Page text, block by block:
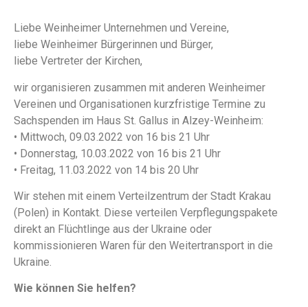
Liebe Weinheimer Unternehmen und Vereine,
liebe Weinheimer Bürgerinnen und Bürger,
liebe Vertreter der Kirchen,
wir organisieren zusammen mit anderen Weinheimer
Vereinen und Organisationen kurzfristige Termine zu
Sachspenden im Haus St. Gallus in Alzey-Weinheim:
• Mittwoch, 09.03.2022 von 16 bis 21 Uhr
• Donnerstag, 10.03.2022 von 16 bis 21 Uhr
• Freitag, 11.03.2022 von 14 bis 20 Uhr
Wir stehen mit einem Verteilzentrum der Stadt Krakau
(Polen) in Kontakt. Diese verteilen Verpflegungspakete
direkt an Flüchtlinge aus der Ukraine oder
kommissionieren Waren für den Weitertransport in die
Ukraine.
Wie können Sie helfen?